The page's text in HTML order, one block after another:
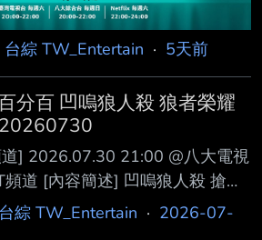
透】怎麼做主廚都打槍 學餐考驗
watch?
台綜 TW_Entertain · 5天前
分百 凹嗚狼人殺 狼者榮耀
] 2026.07.30 21:00 @八大電視
道 [內容簡述] 凹嗚狼人殺 搶先
影片：
T26Vb80Sc9g [來賓] 黃偉晉、
台綜 TW_Entertain · 2026-07-